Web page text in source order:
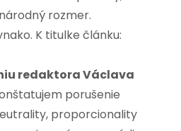
rozmer.
K titulke článku:
redaktora Václava
porušenie
proporcionality